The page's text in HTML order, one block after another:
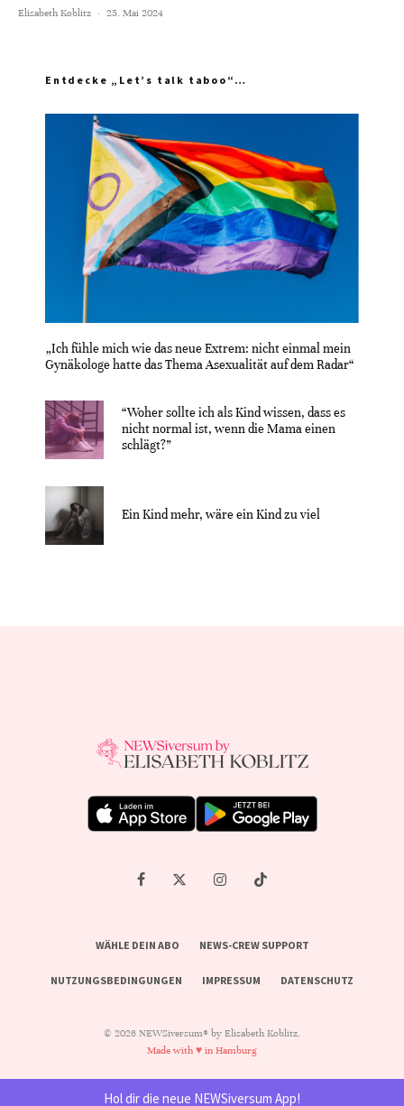
Elisabeth Koblitz · 25. Mai 2024
Entdecke „Let’s talk taboo“…
„Ich fühle mich wie das neue Extrem: nicht einmal mein
Gynäkologe hatte das Thema Asexualität auf dem Radar“
“Woher sollte ich als Kind wissen, dass es
nicht normal ist, wenn die Mama einen
schlägt?”
Ein Kind mehr, wäre ein Kind zu viel
WÄHLE DEIN ABO NEWS-CREW SUPPORT
NUTZUNGSBEDINGUNGEN IMPRESSUM DATENSCHUTZ
© 2026 NEWSiversum® by Elisabeth Koblitz.
Made with ♥ in Hamburg
Hol dir die neue NEWSiversum App!